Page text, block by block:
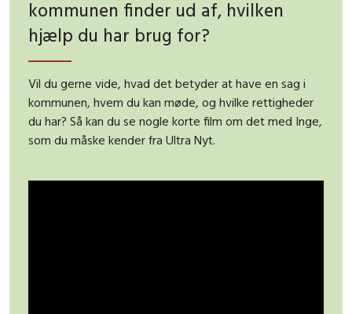
kommunen finder ud af, hvilken
hjælp du har brug for?
Vil du gerne vide, hvad det betyder at have en sag i
kommunen, hvem du kan møde, og hvilke rettigheder
du har? Så kan du se nogle korte film om det med Inge,
som du måske kender fra Ultra Nyt.